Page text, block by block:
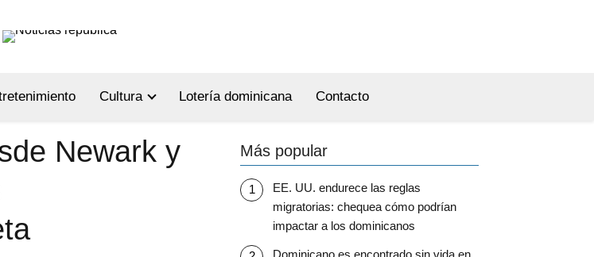
Cultura Lotería dominicana Contacto
Newark y
Más popular
EE. UU. endurece las reglas
migratorias: chequea cómo podrían
impactar a los dominicanos
Dominicano es encontrado sin vida en